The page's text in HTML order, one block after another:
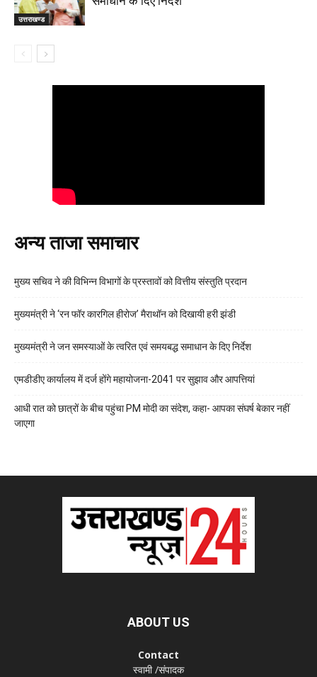
उत्तराखण्ड
अन्य ताजा समाचार
मुख्य सचिव ने की विभिन्न विभागों के प्रस्तावों को वित्तीय संस्तुति प्रदान
मुख्यमंत्री ने ‘रन फॉर कारगिल हीरोज’ मैराथॉन को दिखायी हरी झंडी
मुख्यमंत्री ने जन समस्याओं के त्वरित एवं समयबद्ध समाधान के दिए निर्देश
एमडीडीए कार्यालय में दर्ज होंगे महायोजना-2041 पर सुझाव और आपत्तियां
आधी रात को छात्रों के बीच पहुंचा PM मोदी का संदेश, कहा- आपका संघर्ष बेकार नहीं
जाएगा
ABOUT US
Contact
स्वामी /संपादक